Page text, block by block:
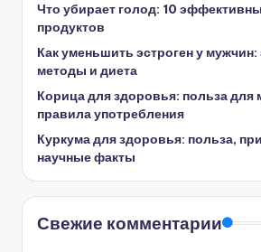
Что убирает голод: 10
продуктов
Как уменьшить эстроген у
методы и диета
Корица для здоровья: польза для
правила употребления
Куркума для здоровья: польза,
научные факты
Свежие комментарии